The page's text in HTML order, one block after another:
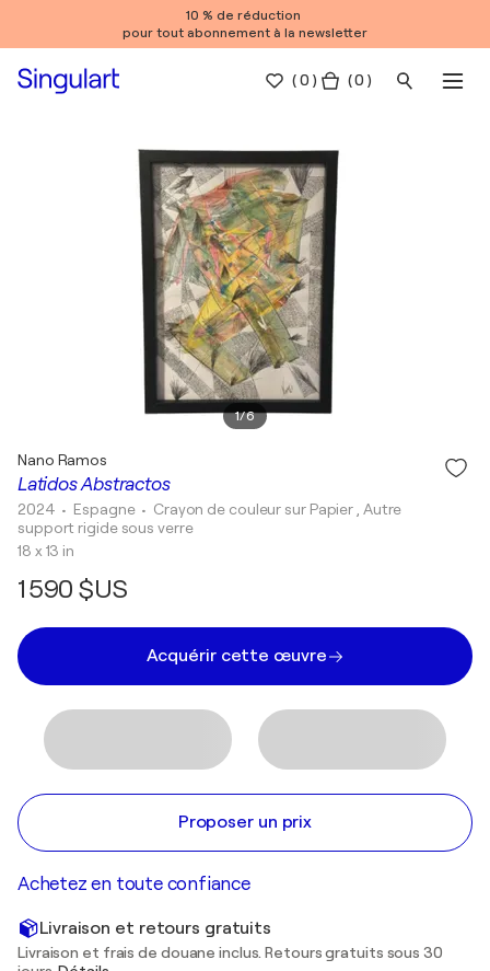
10 % de réduction
pour tout abonnement à la newsletter
(0 ) ( 0 )
1/6
Latidos Abstractos
Nano Ramos
2024 • Espagne • Crayon de couleur sur Papier , Autre
support rigide sous verre
18 x 13 in
1 590 $US
Acquérir cette œuvre
Proposer un prix
Achetez en toute confiance
Livraison et retours gratuits
Livraison et frais de douane inclus. Retours gratuits sous 30